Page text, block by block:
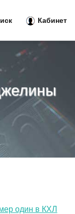
один в КХЛ
Кабинет